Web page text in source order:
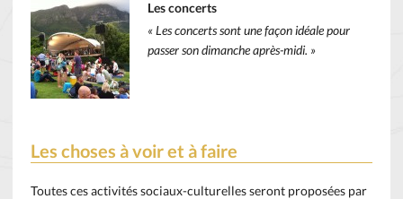
Les concerts
« Les concerts sont une façon idéale pour
passer son dimanche après-midi. »
Les choses à voir et à faire
Toutes ces activités sociaux-culturelles seront proposées par